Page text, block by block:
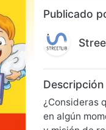
Publicado
Descripción
¿Consideras
en algún